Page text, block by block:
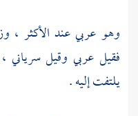
وهو عربي عند الأكثر ،
فقيل عربي وقيل
يلتفت إليه .